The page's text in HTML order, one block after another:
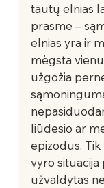
tautų elnias
prasme –
elnias yra ir
mėgsta
užgožia
liūdesio ar
epizodus.
vyro situacija
užvaldytas